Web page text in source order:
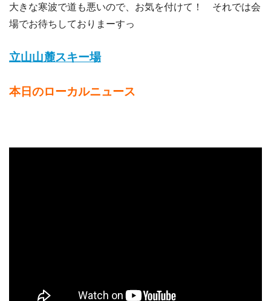
大きな寒波で道も悪いので、お気を付けて！ それでは会
場でお待ちしておりまーすっ
立山山麓スキー場
本日のローカルニュース